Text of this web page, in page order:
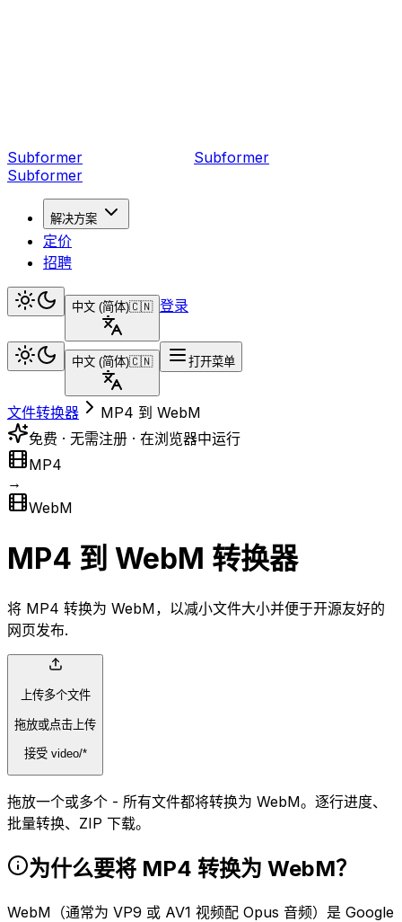
Subformer Subformer
Subformer
解决方案
定价
招聘
中文 (简体)🇨🇳 登录
中文 (简体)🇨🇳 打开菜单
文件转换器
MP4 到 WebM
免费 · 无需注册 · 在浏览器中运行
MP4
→
WebM
MP4 到 WebM 转换器
将 MP4 转换为 WebM，以减小文件大小并便于开源友好的
网页发布.
上传多个文件
拖放或点击上传
接受 video/*
拖放一个或多个 - 所有文件都将转换为 WebM。逐行进度、
批量转换、ZIP 下载。
为什么要将 MP4 转换为 WebM？
WebM（通常为 VP9 或 AV1 视频配 Opus 音频）是 Google